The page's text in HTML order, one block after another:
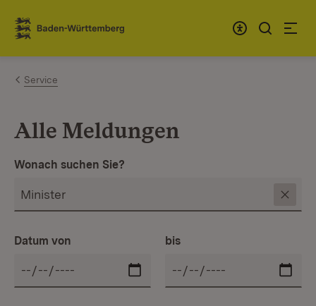
Zum Inhalt springen
Link zur Startseite
Service
Alle Meldungen
Wonach suchen Sie?
Datum von bis